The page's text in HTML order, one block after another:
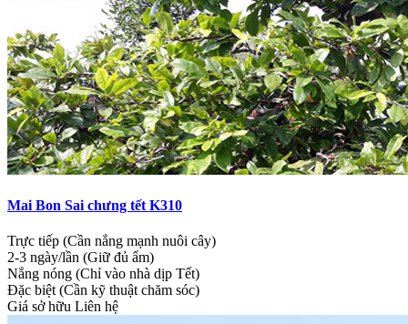
Mai Bon Sai chưng tết K310
Trực tiếp (Cần nắng mạnh nuôi cây)
2-3 ngày/lần (Giữ đủ ẩm)
Nắng nóng (Chỉ vào nhà dịp Tết)
Đặc biệt (Cần kỹ thuật chăm sóc)
Giá sở hữu Liên hệ